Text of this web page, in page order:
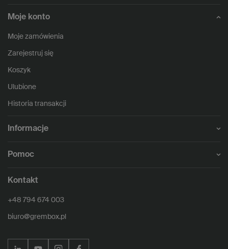
Moje konto
Moje zamówienia
Zarejestruj się
Koszyk
Ulubione
Historia transakcji
Informacje
Pomoc
Kontakt
+48 794 674 003
biuro@grembox.pl